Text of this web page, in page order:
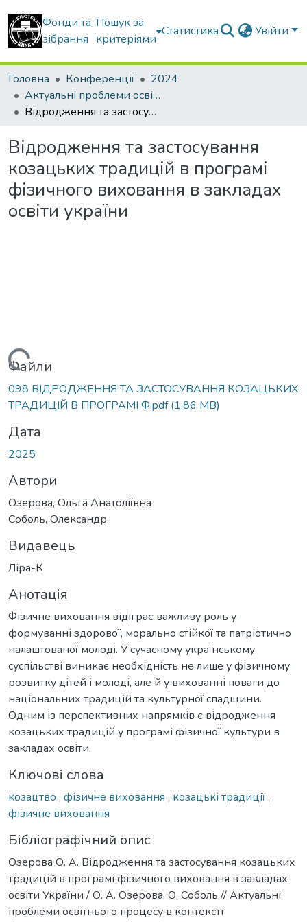
Фонди та
зібрання
Пошук за
критеріями
Статистика Увійти
Головна Конференції
2024
Актуальні проблеми освітнього процесу в контексті європейського вибору України
Відродження та застосування козацьких традицій в програмі фізичного виховання в закладах освіти україни
Відродження та застосування
козацьких традицій в програмі
фізичного виховання в закладах
освіти україни
Вантажиться...
Файли
098 ВІДРОДЖЕННЯ ТА ЗАСТОСУВАННЯ КОЗАЦЬКИХ
ТРАДИЦІЙ В ПРОГРАМІ Ф.pdf(1,86 MB)
Дата
2025
Автори
Озерова, Ольга Анатоліївна
Соболь, Олександр
Видавець
Ліра-К
Анотація
Фізичне виховання відіграє важливу роль у
формуванні здорової, морально стійкої та патріотично
налаштованої молоді. У сучасному українському
суспільстві виникає необхідність не лише у фізичному
розвитку дітей і молоді, але й у вихованні поваги до
національних традицій та культурної спадщини.
Одним із перспективних напрямків є відродження
козацьких традицій у програмі фізичної культури в
закладах освіти.
Ключові слова
козацтво , фізичне виховання , козацькі традиції,
фізичне виховання
Бібліографічний опис
Озерова О. А. Відродження та застосування козацьких
традицій в програмі фізичного виховання в закладах
освіти України / О. А. Озерова, О. Соболь // Актуальні
проблеми освітнього процесу в контексті